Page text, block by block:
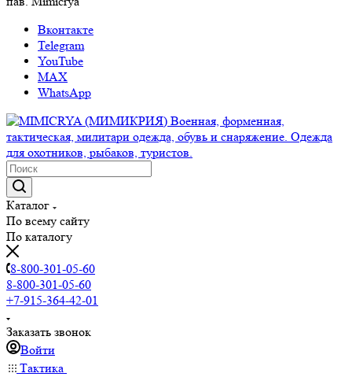
Вконтакте
Telegram
YouTube
MAX
WhatsApp
Каталог
По всему сайту
По каталогу
8-800-301-05-60
8-800-301-05-60
+7-915-364-42-01
Заказать звонок
Войти
Тактика